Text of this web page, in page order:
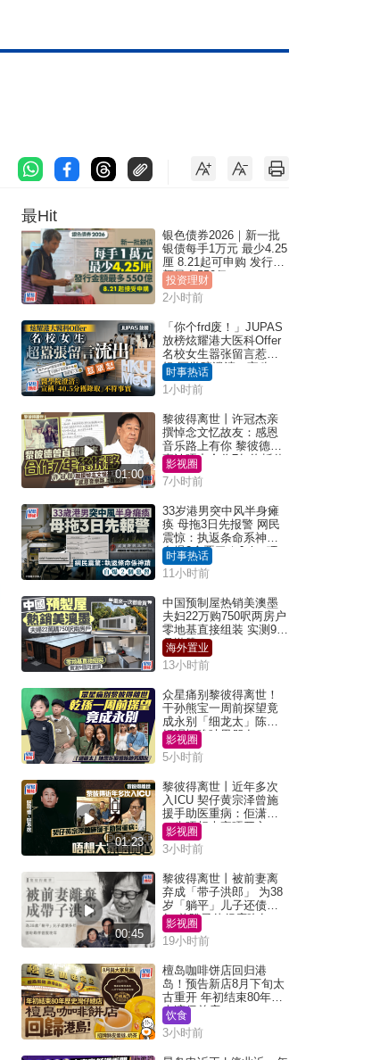
最Hit
银色债券2026｜新一批
银债每手1万元 最少4.25
厘 8.21起可申购 发行金
额最多550亿
投资理财
2小时前
「你个frd废！」JUPAS
放榜炫耀港大医科Offer
名校女生嚣张留言惹众
怒 医学院澄清：宣称
「40.5分获录取」不符事
实｜Juicy叮
时事热话
1小时前
01:00
黎彼得离世丨许冠杰亲
撰悼念文忆故友：感恩
音乐路上有你 黎彼德曾
直认唔夹合作7年终拆伙
影视圈
7小时前
33岁港男突中风半身瘫
痪 母拖3日先报警 网民
震惊：执返条命系神迹
自爆2个恶习｜Juicy叮
时事热话
11小时前
中国预制屋热销美澳墨
夫妇22万购750呎两房户
零地基直接组装 实测9个
月激赞
海外置业
13小时前
众星痛别黎彼得离世！
干孙熊宝一周前探望竟
成永别「细龙太」陈思
圻泪忆唉吔男朋友
影视圈
5小时前
01:23
黎彼得离世丨近年多次
入ICU 契仔黄宗泽曾施
援手助医重病：佢潇洒
一生唔想大家唔开心
影视圈
3小时前
00:45
黎彼得离世丨被前妻离
弃成「带子洪郎」 为38
岁「躺平」儿子还债多
年 曾盼寻伴侣度晚年
影视圈
19小时前
檀岛咖啡饼店回归港
岛！预告新店8月下旬太
古重开 年初结束80年历
史湾仔总店
饮食
3小时前